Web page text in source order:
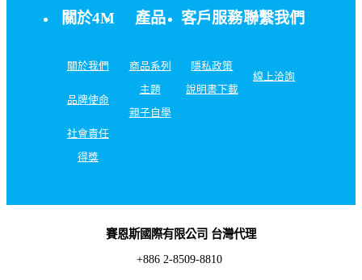
關於4M
關於我們
品牌使命
社會責任
得獎
產品
商品系列
主題
親子自學
客戶服務
隱私政策
說明書下載
聯繫我們
線上洽詢
賽恩斯國際有限公司 台灣代理
+886 2-8509-8810